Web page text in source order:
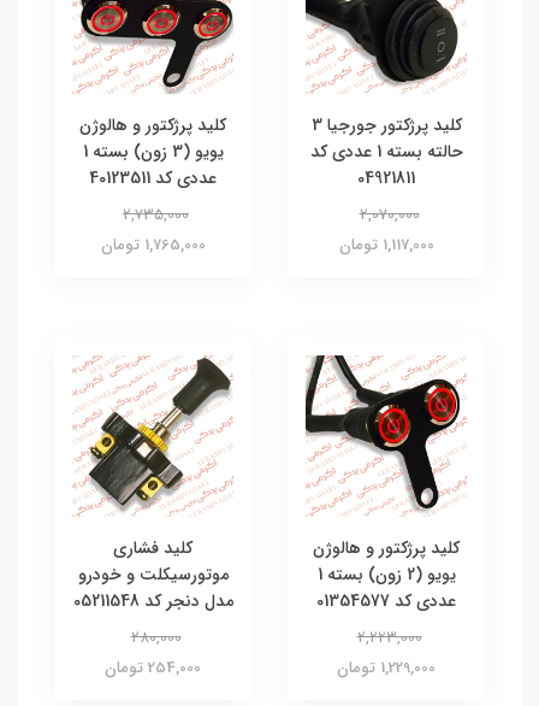
کلید پرژکتور جورجیا 3
حالته بسته 1 عددی کد
04921811
2,070,000
1,117,000 تومان
کلید پرژکتور و هالوژن
یویو (3 زون) بسته 1
عددی کد 40123511
2,735,000
1,765,000 تومان
کلید پرژکتور و هالوژن
یویو (2 زون) بسته 1
عددی کد 01354577
2,223,000
1,229,000 تومان
کلید فشاری
موتورسیکلت و خودرو
مدل دنجر کد 05211548
280,000
254,000 تومان